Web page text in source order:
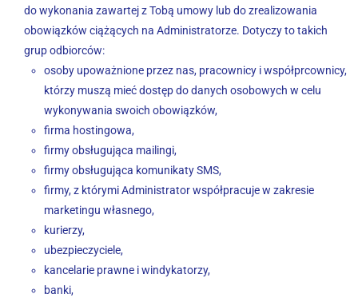
do wykonania zawartej z Tobą umowy lub do zrealizowania
obowiązków ciążących na Administratorze. Dotyczy to takich
grup odbiorców:
osoby upoważnione przez nas, pracownicy i współprcownicy,
którzy muszą mieć dostęp do danych osobowych w celu
wykonywania swoich obowiązków,
firma hostingowa,
firmy obsługująca mailingi,
firmy obsługująca komunikaty SMS,
firmy, z którymi Administrator współpracuje w zakresie
marketingu własnego,
kurierzy,
ubezpieczyciele,
kancelarie prawne i windykatorzy,
banki,